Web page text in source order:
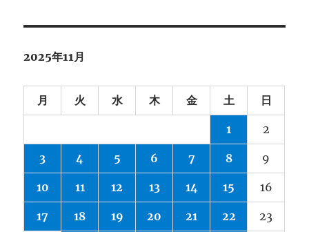
2025年11月
月 火 水 木 金 土 日
1 2
3 4 5 6 7 8 9
10 11 12 13 14 15 16
17 18 19 20 21 22 23